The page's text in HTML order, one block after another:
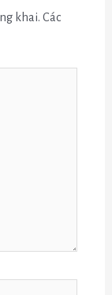
khai. Các